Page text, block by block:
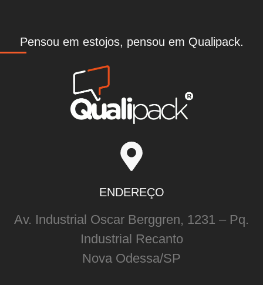
Pensou em estojos, pensou em Qualipack.
ENDEREÇO
Av. Industrial Oscar Berggren, 1231 – Pq.
Industrial Recanto
Nova Odessa/SP